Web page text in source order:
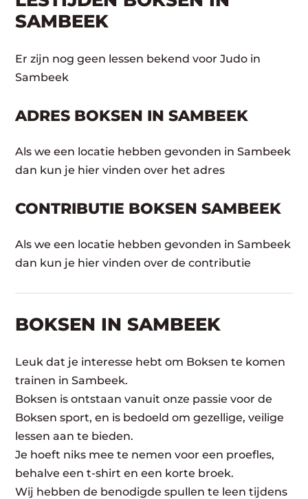
SAMBEEK
Er zijn nog geen lessen bekend voor Judo in
Sambeek
ADRES BOKSEN IN SAMBEEK
Als we een locatie hebben gevonden in Sambeek
dan kun je hier vinden over het adres
CONTRIBUTIE BOKSEN SAMBEEK
Als we een locatie hebben gevonden in Sambeek
dan kun je hier vinden over de contributie
BOKSEN IN SAMBEEK
Leuk dat je interesse hebt om Boksen te komen
trainen in Sambeek.
Boksen is ontstaan vanuit onze passie voor de
Boksen sport, en is bedoeld om gezellige, veilige
lessen aan te bieden.
Je hoeft niks mee te nemen voor een proefles,
behalve een t-shirt en een korte broek.
Wij hebben de benodigde spullen te leen tijdens